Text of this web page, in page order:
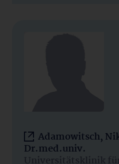
Adamowitsch,
Dr.med.univ.
Universitätsklinik